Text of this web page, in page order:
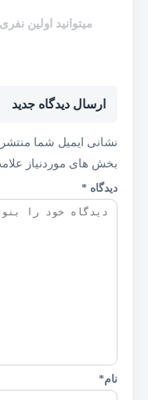
میتوانید اولین
ارسال دیدگاه جدید
نشانی ایمیل شما
بخش های موردنیاز
دیدگاه *
نام*